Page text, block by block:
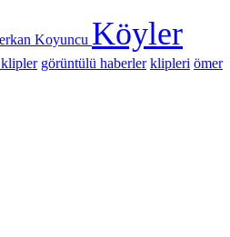
Koyuncu Köyler
görüntülü haberler klipleri ömer